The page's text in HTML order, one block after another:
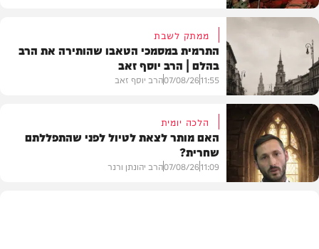
דעות
בית המדרש
ממתק לשבת
התרמית במסמכי הטאבו שהותירה את הרב
בהלם | הרב יוסף זאב
11:55
07/08/26הרב יוסף זאב
הלכה יומית
האם מותר לצאת לטיול לפני שהתפללתם
שחרית?
11:09
07/08/26הרב יהונתן ורנר